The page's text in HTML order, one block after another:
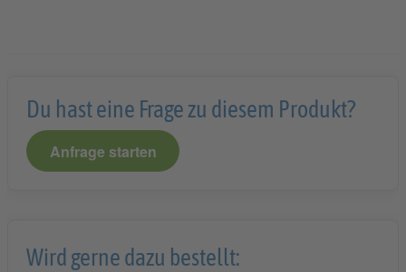
Du hast eine Frage zu diesem Produkt?
Anfrage starten
Wird gerne dazu bestellt: